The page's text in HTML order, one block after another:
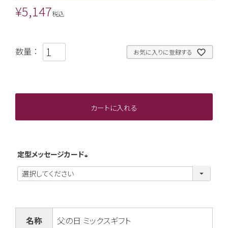
¥5,147税込
お気に入りに登録する
カートに入れる
定型メッセージカード
)
名称 父の日 ミックスギフト